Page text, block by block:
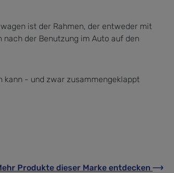
ist der Rahmen, der entweder mit
der Benutzung im Auto auf den
kann - und zwar zusammengeklappt
Produkte dieser Marke entdecken